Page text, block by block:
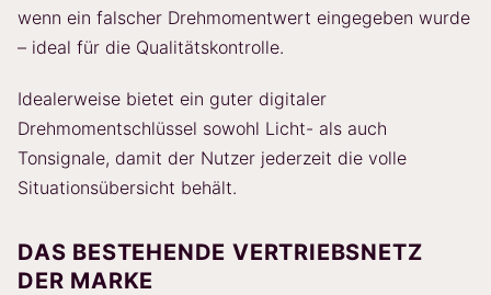
wenn ein falscher Drehmomentwert eingegeben wurde
– ideal für die Qualitätskontrolle.
Idealerweise bietet ein guter digitaler
Drehmomentschlüssel sowohl Licht- als auch
Tonsignale, damit der Nutzer jederzeit die volle
Situationsübersicht behält.
DAS BESTEHENDE VERTRIEBSNETZ
DER MARKE